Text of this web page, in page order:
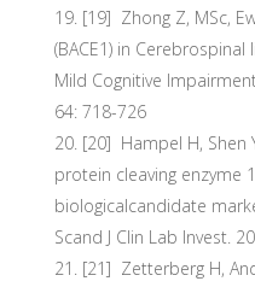
[19] Zhong Z, MSc,
(BACE1) in
Mild Cognitive
64: 718-726
[20] Hampel H, Shen
protein cleaving enzyme 1
biologicalcandidate
Scand J Clin Lab Invest.
[21] Zetterberg H,